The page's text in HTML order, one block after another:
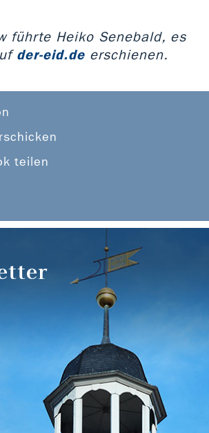
führte Heiko Senebald, es
der-eid.de erschienen.
teilen